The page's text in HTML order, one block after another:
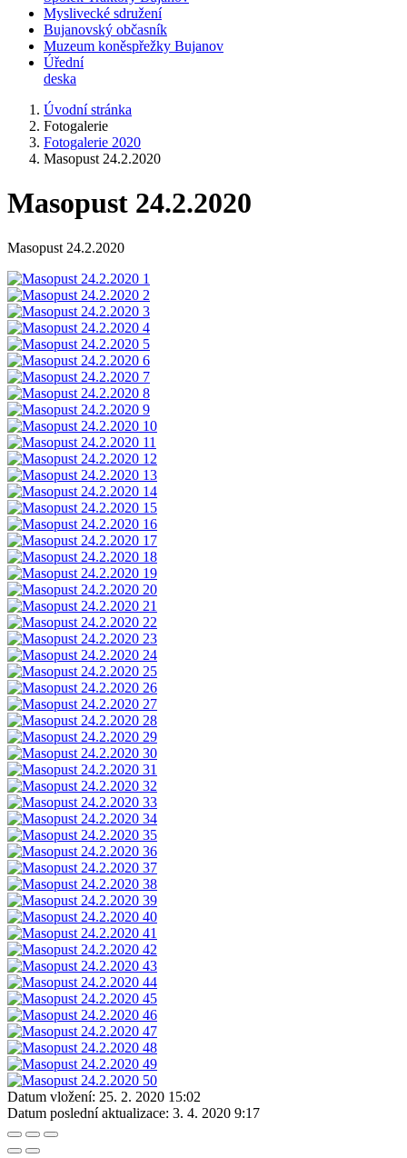
Myslivecké sdružení
Bujanovský občasník
Muzeum koněspřežky Bujanov
Úřední
deska
Úvodní stránka
Fotogalerie
Fotogalerie 2020
Masopust 24.2.2020
Masopust 24.2.2020
Masopust 24.2.2020
Datum vložení: 25. 2. 2020 15:02
Datum poslední aktualizace: 3. 4. 2020 9:17